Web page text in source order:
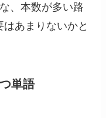
、本数が多い路
あまりないかと
単語